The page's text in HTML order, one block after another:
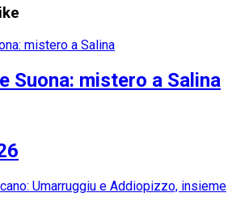
Suona: mistero a Salina